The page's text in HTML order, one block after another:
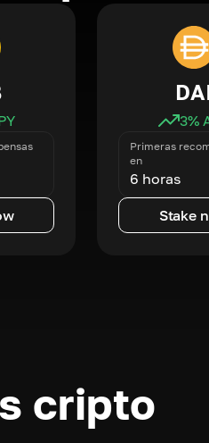
3%
Primeras
en
6 horas
Stake
cripto